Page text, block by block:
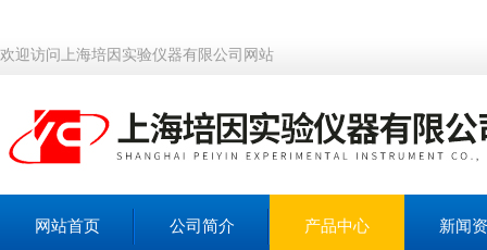
欢迎访问上海培因实验仪器有限公司网站
网站首页 公司简介 产品中心 新闻